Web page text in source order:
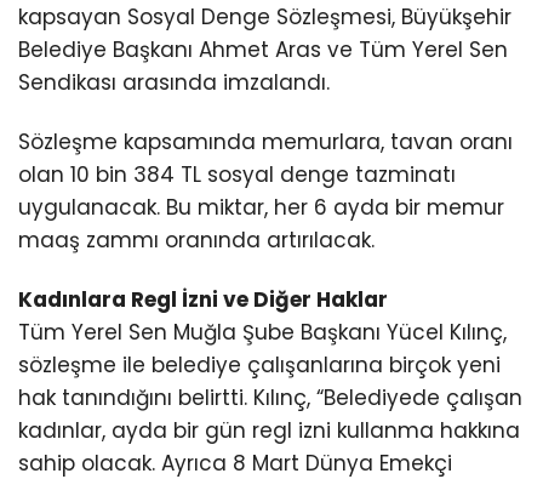
kapsayan Sosyal Denge Sözleşmesi, Büyükşehir
Belediye Başkanı Ahmet Aras ve Tüm Yerel Sen
Sendikası arasında imzalandı.
Sözleşme kapsamında memurlara, tavan oranı
olan 10 bin 384 TL sosyal denge tazminatı
uygulanacak. Bu miktar, her 6 ayda bir memur
maaş zammı oranında artırılacak.
Kadınlara Regl İzni ve Diğer Haklar
Tüm Yerel Sen Muğla Şube Başkanı Yücel Kılınç,
sözleşme ile belediye çalışanlarına birçok yeni
hak tanındığını belirtti. Kılınç, “Belediyede çalışan
kadınlar, ayda bir gün regl izni kullanma hakkına
sahip olacak. Ayrıca 8 Mart Dünya Emekçi